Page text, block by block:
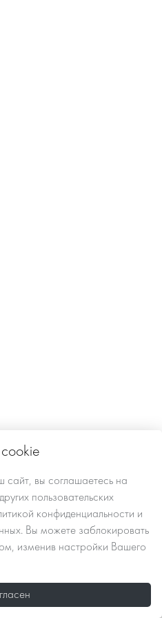
сайт, вы соглашаетесь на
пользовательских
конфиденциальности и
. Вы можете заблокировать
изменив настройки Вашего